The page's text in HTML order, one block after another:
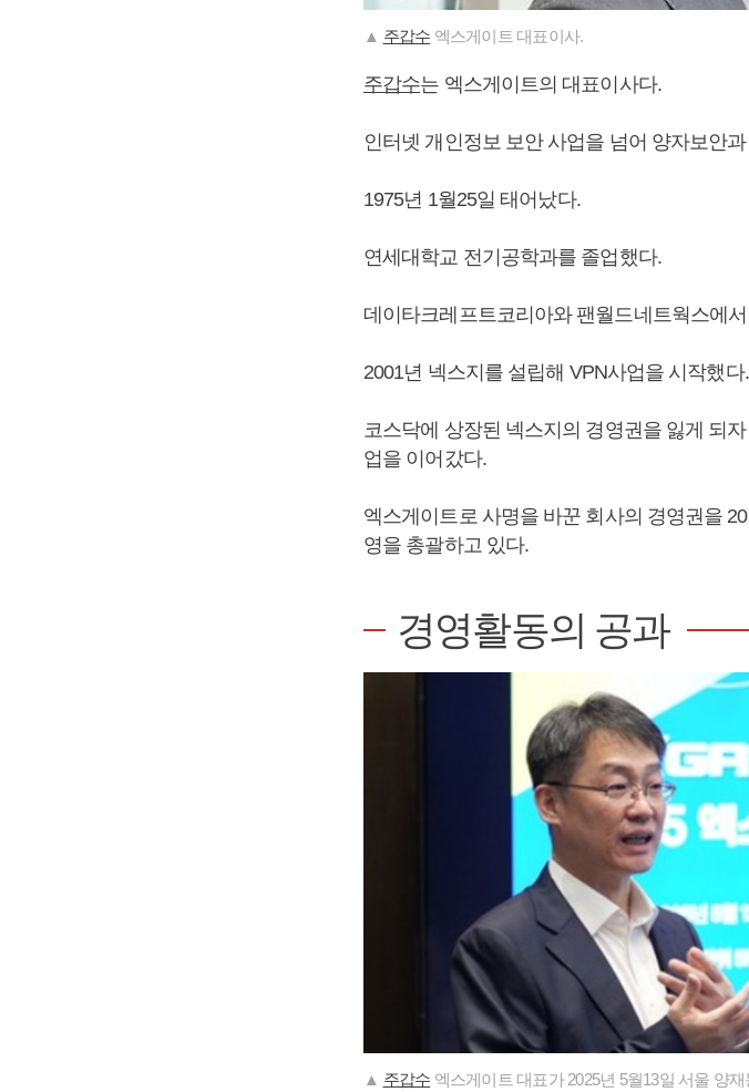
▲ 주갑수 엑스게이트 대표이사.
주갑수는 엑스게이트의 대표이사다.
인터넷 개인정보 보안 사업을 넘어 양자보안
1975년 1월25일 태어났다.
연세대학교 전기공학과를 졸업했다.
데이타크레프트코리아와 팬월드네트웍스에
2001년 넥스지를 설립해 VPN사업을 시작했다.
코스닥에 상장된 넥스지의 경영권을 잃게 되
업을 이어갔다.
엑스게이트로 사명을 바꾼 회사의 경영권을
영을 총괄하고 있다.
경영활동의 공과
▲ 주갑수 엑스게이트 대표가 2025년 5월13일 서울 양